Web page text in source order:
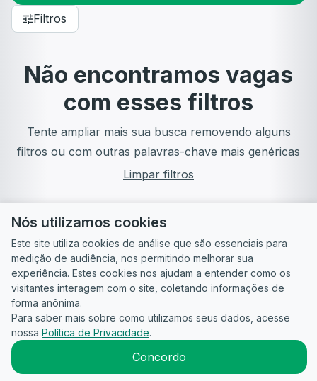
Filtros
Não encontramos vagas
com esses filtros
Tente ampliar mais sua busca removendo alguns
filtros ou com outras palavras-chave mais genéricas
Limpar filtros
Guia do
Candidato
Para
empresas
Política de
Privacidade
Termos
2026CandidataAI
Nós utilizamos cookies
Este site utiliza cookies de análise que são essenciais para
medição de audiência, nos permitindo melhorar sua
experiência. Estes cookies nos ajudam a entender como os
visitantes interagem com o site, coletando informações de
forma anônima.
Para saber mais sobre como utilizamos seus dados, acesse
nossa Política de Privacidade.
Concordo